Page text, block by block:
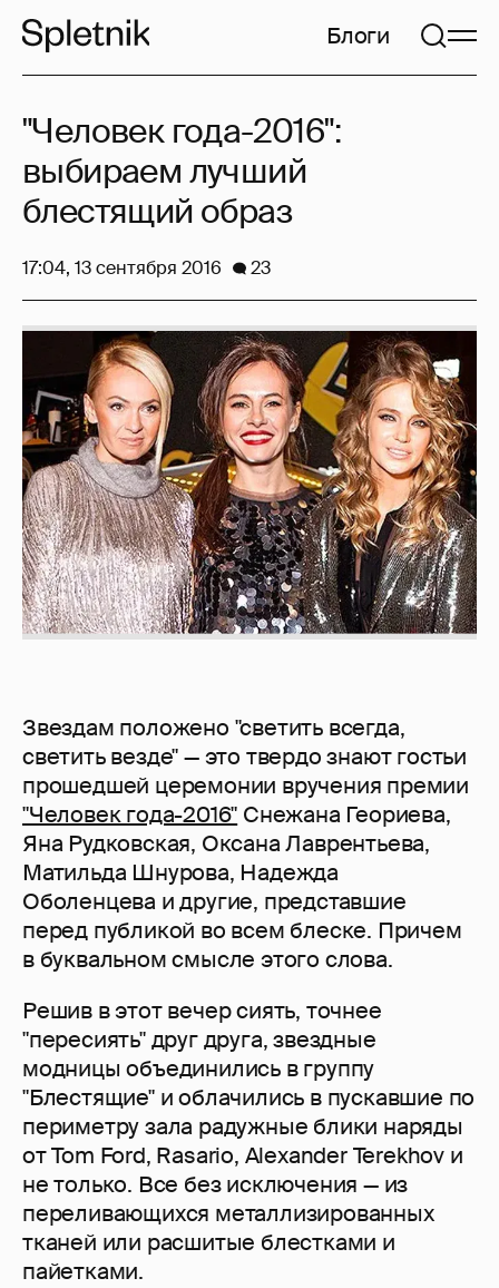
Блоги
Звездам положено "светить всегда,
светить везде" — это твердо знают гостьи
прошедшей церемонии вручения премии
"Человек года-2016" Снежана Геориева,
Яна Рудковская, Оксана Лаврентьева,
Матильда Шнурова, Надежда
Оболенцева и другие, представшие
перед публикой во всем блеске. Причем
в буквальном смысле этого слова.
Решив в этот вечер сиять, точнее
"пересиять" друг друга, звездные
модницы объединились в группу
"Блестящие" и облачились в пускавшие по
периметру зала радужные блики наряды
от Tom Ford, Rasario, Alexander Terekhov и
не только. Все без исключения — из
переливающихся металлизированных
тканей или расшитые блестками и
пайетками.
"Человек года-2016":
выбираем лучший
блестящий образ
17:04, 13 сентября 2016 23